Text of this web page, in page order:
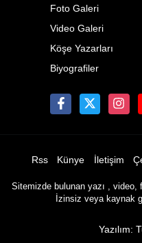
Foto Galeri
Video Galeri
Köşe Yazarları
Biyografiler
Rss Künye İletişim
Sitemizde bulunan yazı , video,
İzinsiz veya kaynak
Yazılım: